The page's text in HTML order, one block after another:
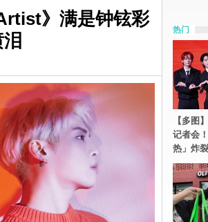
》满是钟铉彩
热门
【多图
记者会
热」炸